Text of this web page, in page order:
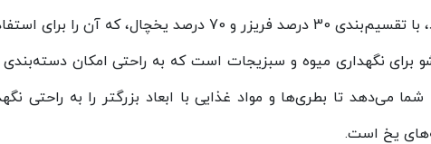
خانواده‌های کوچک ایده‌آل می‌سازد.
فریزر گاما هیمالیا دارای 4 طبقه یخچال و 1 کشو برای نگهداری میوه و سبزیجات است که
یخ است.